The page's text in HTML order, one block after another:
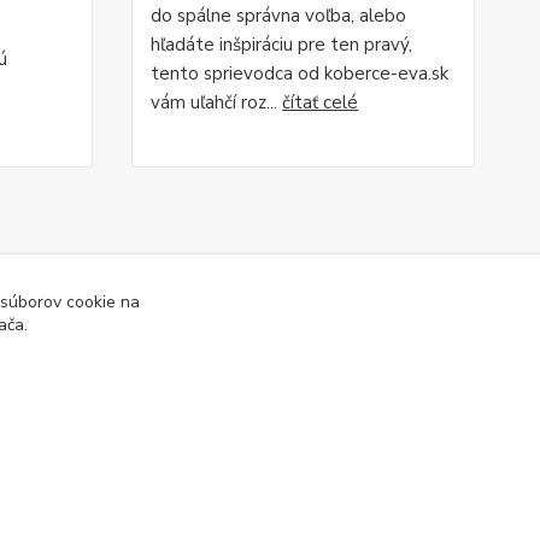
do spálne správna voľba, alebo
hľadáte inšpiráciu pre ten pravý,
tento sprievodca od koberce-eva.sk
vám uľahčí roz...čítať celé
cookie na